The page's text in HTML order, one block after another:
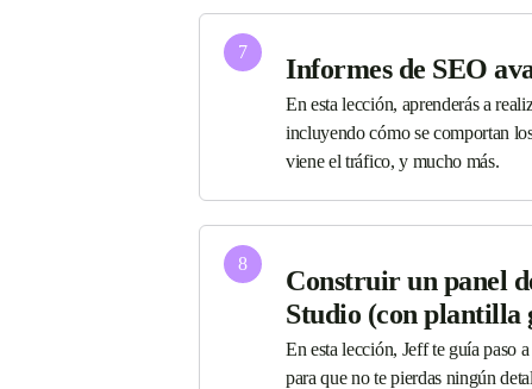
7
Informes de SEO
En esta lección, aprenderás a
incluyendo cómo se comportan
viene el tráfico, y mucho más.
8
Construir un panel
Studio (con plantilla
En esta lección, Jeff te guía paso
para que no te pierdas ningún